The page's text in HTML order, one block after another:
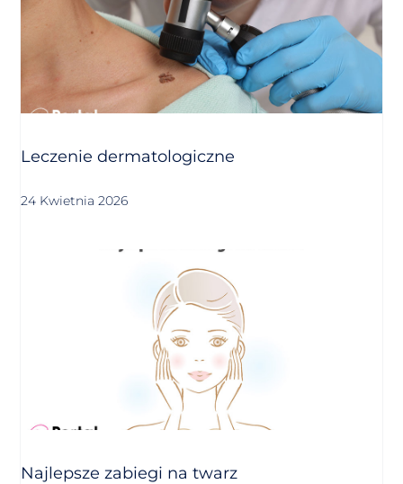
Leczenie dermatologiczne
24 Kwietnia 2026
Najlepsze zabiegi na twarz